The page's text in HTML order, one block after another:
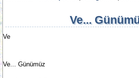
Ve...
Ve
Ve... Günümüz